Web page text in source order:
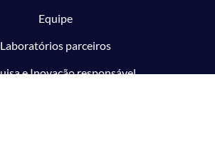
Equipe
Laboratórios parceiros
e Inovação responsável